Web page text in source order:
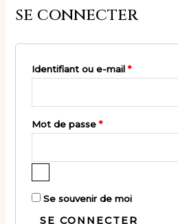
se connecter
Identifiant ou e-mail*Obligatoire
Mot de passe*Obligatoire
Se souvenir de moi
SE CONNECTER